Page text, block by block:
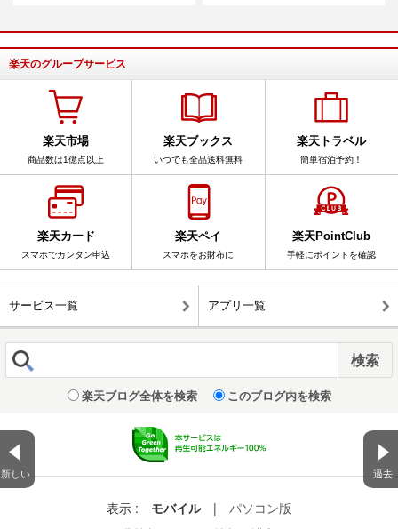
新しい 過去
楽天のグループサービス
楽天市場
商品数は1億点以上
楽天ブックス
いつでも全品送料無料
楽天トラベル
簡単宿泊予約！
楽天カード
スマホでカンタン申込
楽天ペイ
スマホをお財布に
楽天PointClub
手軽にポイントを確認
サービス一覧 アプリ一覧
楽天ブログ全体を検索 このブログ内を検索
表示 : モバイル |
パソコン版